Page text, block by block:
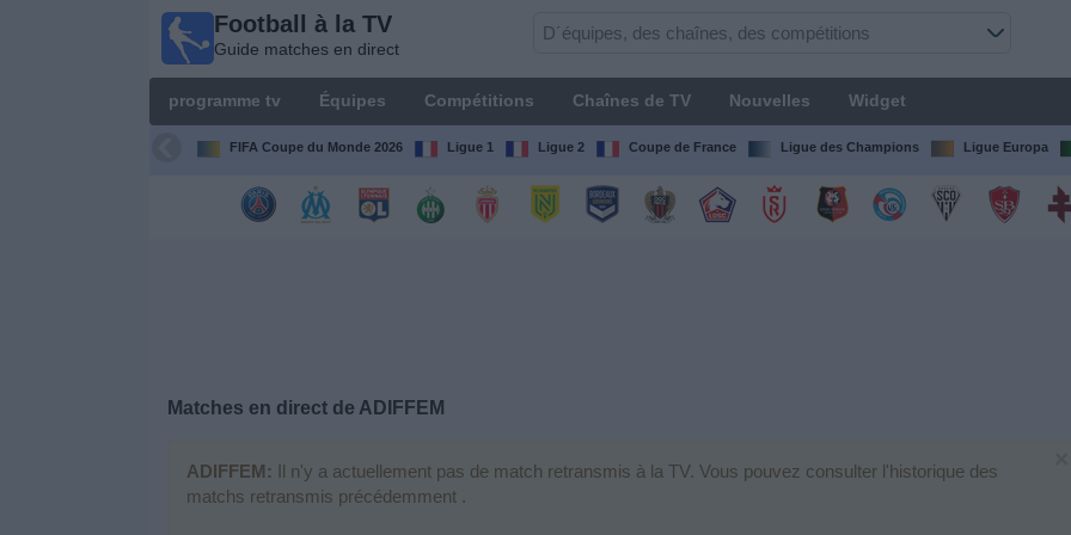
Football à la TV
Guide matches en direct
programme tv Équipes Compétitions Chaînes de TV Nouvelles Widget
FIFA Coupe du Monde 2026 Ligue 1 Ligue 2 Coupe de France Ligue des Champions Ligue Europa
Matches en direct de ADIFFEM
ADIFFEM: Il n'y a actuellement pas de match retransmis à la TV. Vous pouvez consulter l'historique des
matchs retransmis précédemment .